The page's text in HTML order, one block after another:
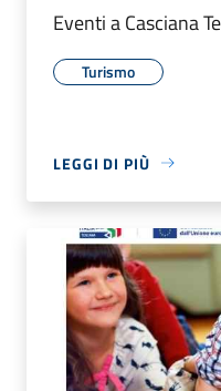
Eventi a Casciana
Turismo
LEGGI DI PIÙ